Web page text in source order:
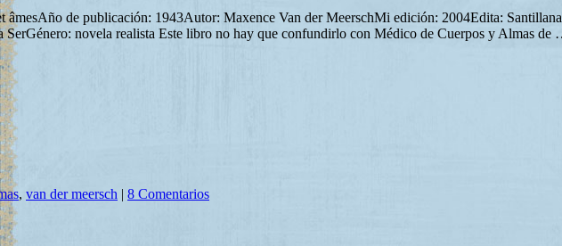
de publicación: 1943Autor: Maxence Van der MeerschMi edición: 2004Edita: Santillana
SerGénero: novela realista Este libro no hay que confundirlo con Médico de Cuerpos y Almas de
, van der meersch | 8 Comentarios